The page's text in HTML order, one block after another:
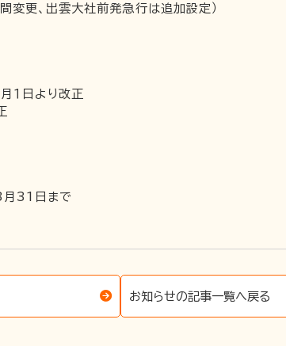
変更、出雲大社前発急行は追加設定）
日より改正
31日まで
お知らせの記事一覧へ戻る